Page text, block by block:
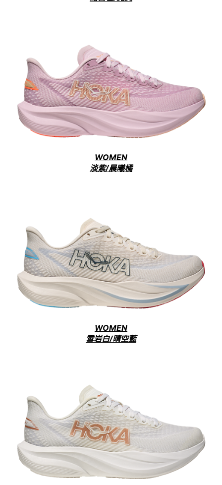
WOMEN
淡紫/晨曦橘
WOMEN
雪岩白/晴空藍